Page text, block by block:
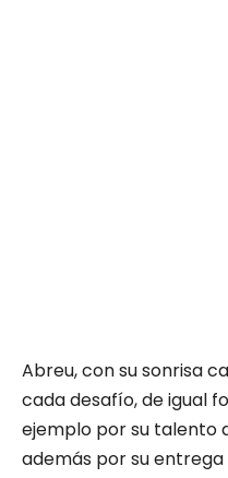
Abreu, con su sonrisa
cada desafío, de igual
ejemplo por su talento
además por su